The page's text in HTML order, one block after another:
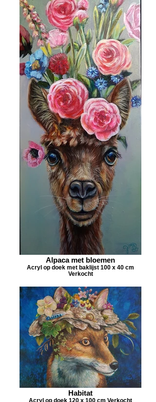
Alpaca met bloemen
Acryl op doek met baklijst 100 x 40 cm
Verkocht
Habitat
Acryl op doek 120 x 100 cm Verkocht